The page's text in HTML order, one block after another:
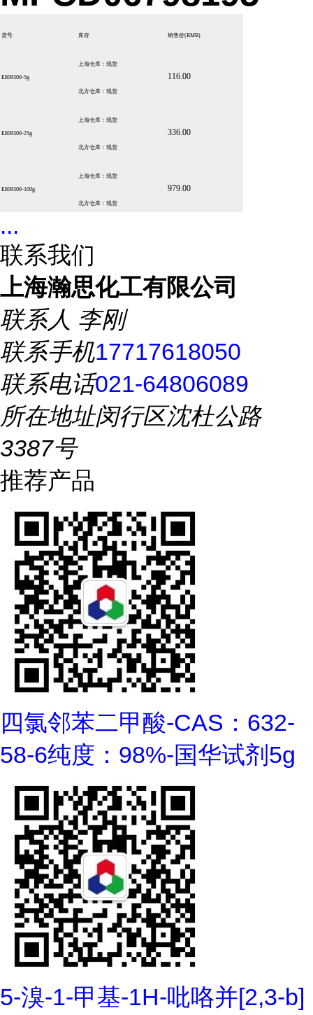
货号 库存 销售价(RMB)
E809300-5g
上海仓库：现货
北方仓库：现货
116.00
E809300-25g
上海仓库：现货
北方仓库：现货
336.00
E809300-100g
上海仓库：现货
北方仓库：现货
979.00
...
联系我们
上海瀚思化工有限公司
联系人 李刚
联系手机17717618050
联系电话021-64806089
所在地址闵行区沈杜公路
3387号
推荐产品
四氯邻苯二甲酸-CAS：632-
58-6纯度：98%-国华试剂5g
5-溴-1-甲基-1H-吡咯并[2,3-b]